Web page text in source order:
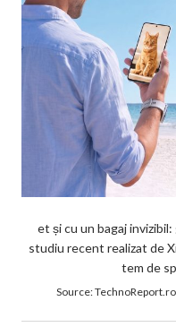
et și cu un bagaj
studiu recent realizat de
tem de
Source:TechnoReport.ro